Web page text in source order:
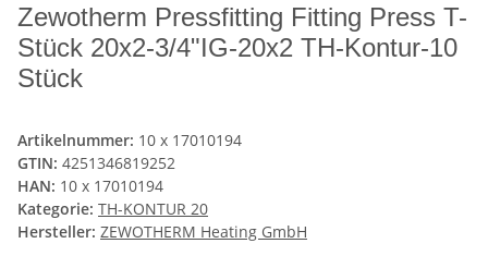
Zewotherm Pressfitting Fitting Press T-
Stück 20x2-3/4"IG-20x2 TH-Kontur-10
Stück
Artikelnummer: 10 x 17010194
GTIN: 4251346819252
HAN: 10 x 17010194
Kategorie: TH-KONTUR 20
Hersteller: ZEWOTHERM Heating GmbH